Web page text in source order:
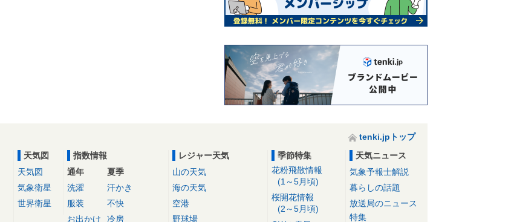
tenki.jpトップ
天気図
天気図
気象衛星
世界衛星
指数情報
通年
洗濯
服装
お出かけ
夏季
汗かき
不快
冷房
レジャー天気
山の天気
海の天気
空港
野球場
季節特集
花粉飛散情報
(1～5月頃)
桜開花情報
(2～5月頃)
天気ニュース
気象予報士解説
暮らしの話題
放送局のニュース
特集